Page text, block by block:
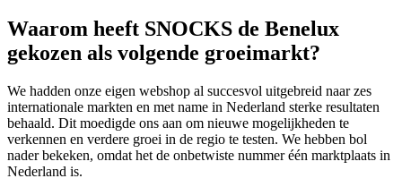
Waarom heeft SNOCKS de Benelux
gekozen als volgende groeimarkt?
We hadden onze eigen webshop al succesvol uitgebreid naar zes
internationale markten en met name in Nederland sterke resultaten
behaald. Dit moedigde ons aan om nieuwe mogelijkheden te
verkennen en verdere groei in de regio te testen. We hebben bol
nader bekeken, omdat het de onbetwiste nummer één marktplaats in
Nederland is.